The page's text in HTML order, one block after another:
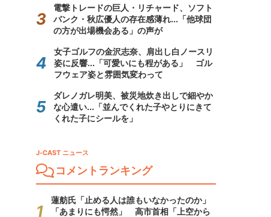
電撃トレードの巨人・リチャード、ソフト
バンク・秋広優人の存在感薄れ...「他球団
の方が出場機会ある」の声が
女子ゴルフの金沢志奈、肩出し白ノースリ
姿に反響...「可愛いにも程がある」 ゴル
フウェア姿と雰囲気変わって
ダレノガレ明美、被災地炊き出しで細やか
な心遣い...「並んでくれた子やとりにきて
くれた子にシールを」
J-CAST ニュース
コメントランキング
蓮舫氏「止める人は誰もいなかったのか」
「あまりにも愕然」 高市首相「上空から